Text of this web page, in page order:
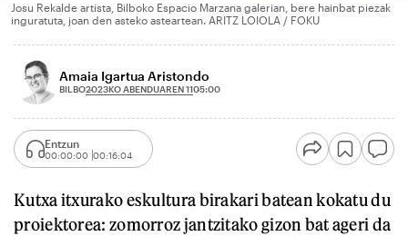
Josu Rekalde artista, Bilboko Espacio Marzana galerian, bere hainbat piezak
inguratuta, joan den asteko asteartean. ARITZ LOIOLA / FOKU
Amaia Igartua Aristondo
BILBO2023KO ABENDUAREN 1105:00
Entzun
00:00:00 00:16:04
Kutxa itxurako eskultura birakari batean kokatu du
proiektorea: zomorroz jantzitako gizon bat ageri da